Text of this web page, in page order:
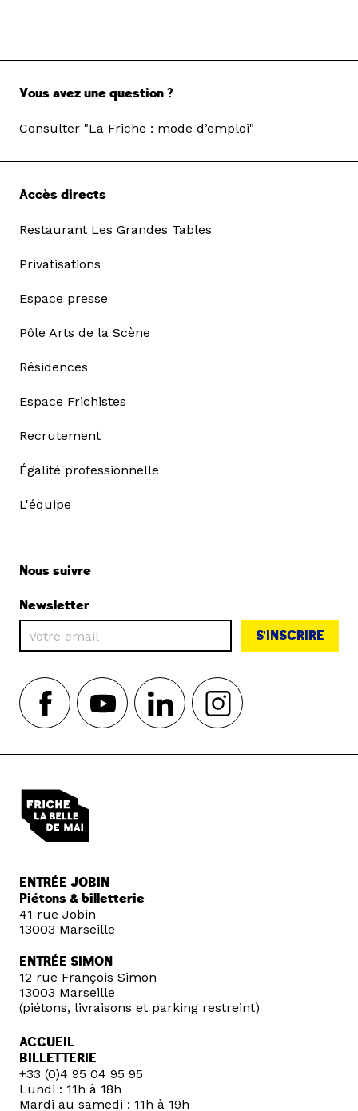
Vous avez une question ?
Consulter "La Friche : mode d’emploi"
Accès directs
Restaurant Les Grandes Tables
Privatisations
Espace presse
Pôle Arts de la Scène
Résidences
Espace Frichistes
Recrutement
Égalité professionnelle
L'équipe
Nous suivre
Newsletter
S'INSCRIRE
ENTRÉE JOBIN
Piétons & billetterie
41 rue Jobin
13003 Marseille
ENTRÉE SIMON
12 rue François Simon
13003 Marseille
(piétons, livraisons et parking restreint)
ACCUEIL
BILLETTERIE
+33 (0)4 95 04 95 95
Lundi : 11h à 18h
Mardi au samedi : 11h à 19h